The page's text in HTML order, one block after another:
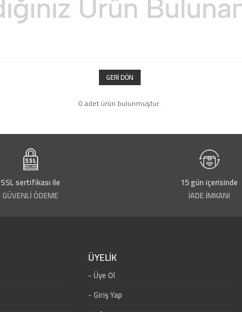
GERI DÖN
0 adet ürün bulunmuştur.
SSL sertifikası ile
GÜVENLİ ÖDEME
15 gün içerisinde
İADE İMKANI
ÜYELİK
Üye Ol
Giriş Yap